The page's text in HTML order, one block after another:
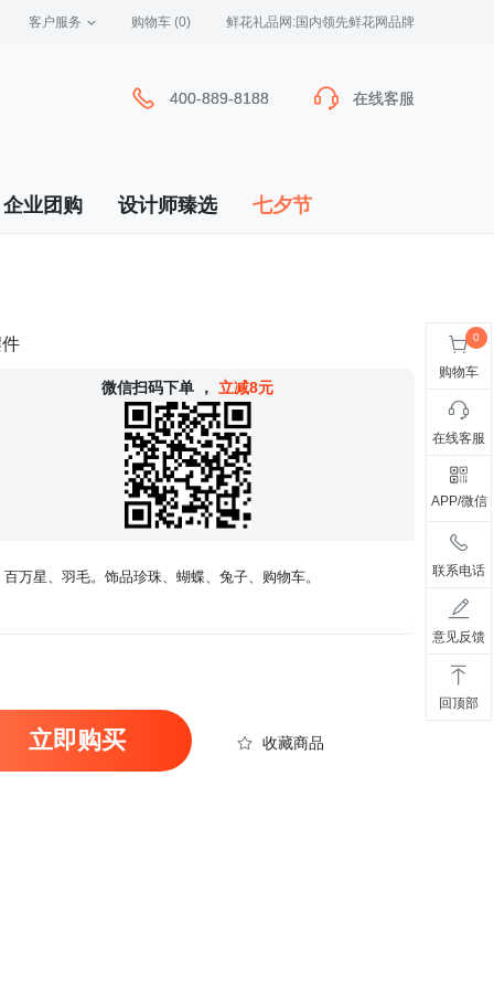
客户服务 购物车 (0) 鲜花礼品网:国内领先鲜花网品牌
400-889-8188 在线客服
400-889-8188 在线客服
企业团购 设计师臻选 七夕节
微信扫码下单 ， 立减8元
万星、羽毛。饰品珍珠、蝴蝶、兔子、购物车。
立即购买 收藏商品
购物车
在线客服
APP/微信
联系电话
意见反馈
回顶部